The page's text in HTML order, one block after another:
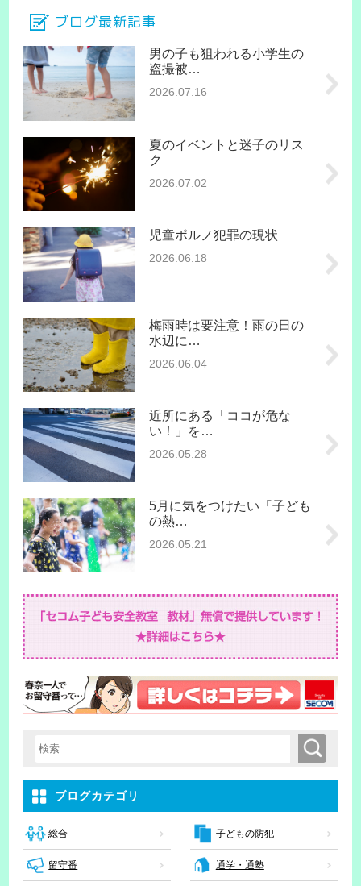
ブログ最新記事
男の子も狙われる小学生の
盗撮被…
2026.07.16
夏のイベントと迷子のリス
ク
2026.07.02
児童ポルノ犯罪の現状
2026.06.18
梅雨時は要注意！雨の日の
水辺に…
2026.06.04
近所にある「ココが危な
い！」を…
2026.05.28
5月に気をつけたい「子ども
の熱…
2026.05.21
検索キーワード入力 検索
ブログカテゴリ
総合 子どもの防犯
留守番 通学・通塾